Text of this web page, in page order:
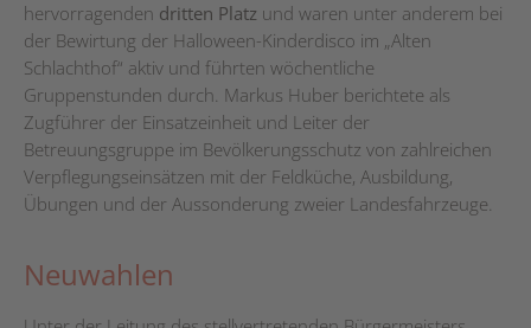
hervorragenden dritten Platz und waren unter anderem bei
der Bewirtung der Halloween-Kinderdisco im „Alten
Schlachthof“ aktiv und führten wöchentliche
Gruppenstunden durch. Markus Huber berichtete als
Zugführer der Einsatzeinheit und Leiter der
Betreuungsgruppe im Bevölkerungsschutz von zahlreichen
Verpflegungseinsätzen mit der Feldküche, Ausbildung,
Übungen und der Aussonderung zweier Landesfahrzeuge.
Neuwahlen